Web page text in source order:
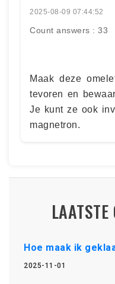
2025-08-09 07:44:52
Count answers : 33
Maak deze
tevoren en
Je kunt ze ook
magnetron.
LAATSTE
Hoe maak ik
2025-11-01